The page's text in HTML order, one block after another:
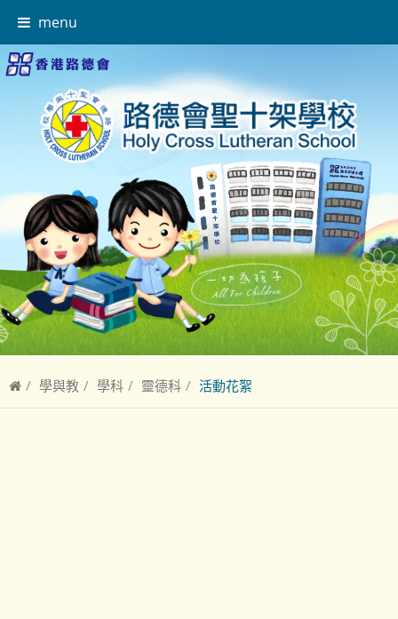
menu
學與教 學科 靈德科 活動花絮